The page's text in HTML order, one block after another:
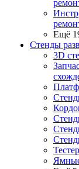
Ещё
Стенды
3D